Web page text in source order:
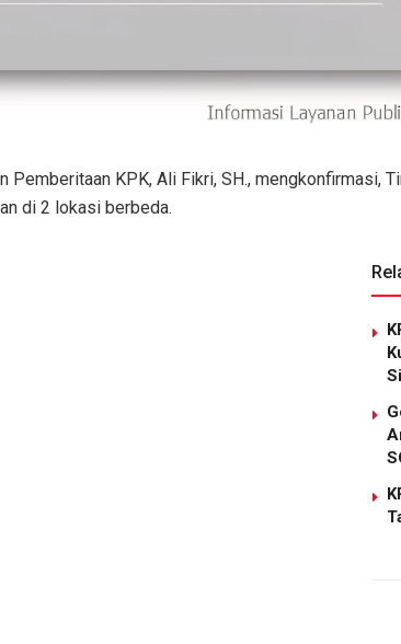
Pemberitaan KPK, Ali Fikri, SH., mengkonfirmasi,
di 2 lokasi berbeda.